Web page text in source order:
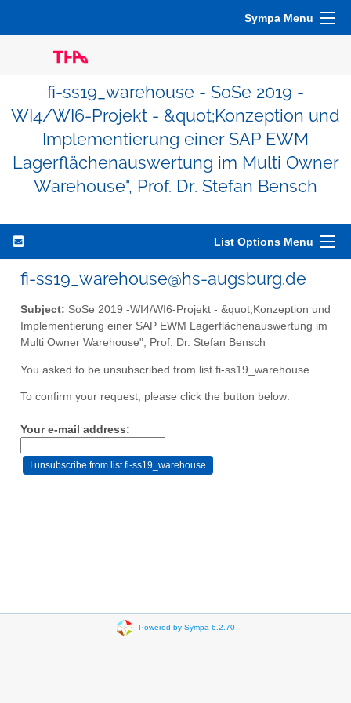
Sympa Menu
fi-ss19_warehouse - SoSe 2019 -
WI4/WI6-Projekt - &quot;Konzeption und
Implementierung einer SAP EWM
Lagerflächenauswertung im Multi Owner
Warehouse", Prof. Dr. Stefan Bensch
List Options Menu
fi-ss19_warehouse@hs-augsburg.de
Subject: SoSe 2019 -WI4/WI6-Projekt - &quot;Konzeption und
Implementierung einer SAP EWM Lagerflächenauswertung im
Multi Owner Warehouse", Prof. Dr. Stefan Bensch
You asked to be unsubscribed from list fi-ss19_warehouse
To confirm your request, please click the button below:
Your e-mail address:
Powered by Sympa 6.2.70